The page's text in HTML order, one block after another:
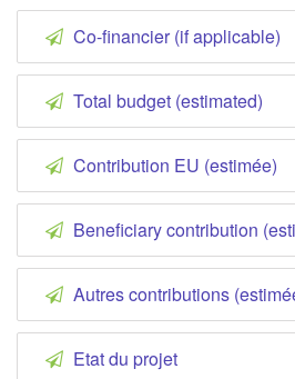
Co-financier (if applicable)
Total budget (estimated)
Contribution EU (estimée)
Beneficiary contribution
Autres contributions
Etat du projet